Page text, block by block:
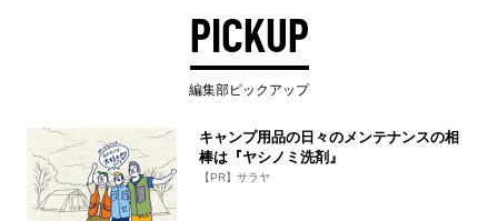
PICKUP
編集部ピックアップ
キャンプ用品の日々のメンテナンスの相
棒は『ヤシノミ洗剤』
【PR】サラヤ